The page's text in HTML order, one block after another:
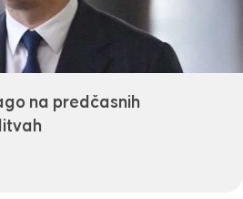
na predčasnih